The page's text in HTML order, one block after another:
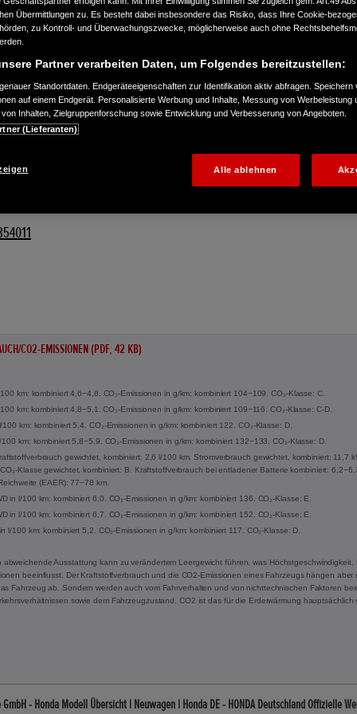
CO2-EMISSIONEN (PDF, 42 KB)
km: kombiniert 4,6−4,8. CO₂-Emissionen in g/km: kombiniert 104−109. CO₂-Klasse: C.
km: kombiniert 4,8−5,1. CO₂-Emissionen in g/km: kombiniert 109−116. CO₂-Klasse: C-D.
km: kombiniert 5,4. CO₂-Emissionen in g/km: kombiniert 122. CO₂-Klasse: D.
km: kombiniert 5,8−5,9. CO₂-Emissionen in g/km: kombiniert 132−133. CO₂-Klasse: D.
gewichtet, kombiniert: 2,6 l/100 km. Stromverbrauch gewichtet, kombiniert: 11,7
Klasse gewichtet, kombiniert: B. Kraftstoffverbrauch bei entladener Batterie kombiniert:
(EAER): 77−78 km.
in l/100 km: kombiniert 6,0. CO₂-Emissionen in g/km: kombiniert 136. CO₂-Klasse: E.
in l/100 km: kombiniert 6,7. CO₂-Emissionen in g/km: kombiniert 152. CO₂-Klasse: E.
l/100 km: kombiniert 5,2. CO₂-Emissionen in g/km: kombiniert 117. CO₂-Klasse: D.
Ausstattung kann zu verändertem Leergewicht führen, was Höchstgeschwindigkeit,
beeinflusst. Der Kraftstoffverbrauch und die CO2-Emissionen eines Fahrzeugs hängen
Fahrzeug ab. Sondern werden auch vom Fahrverhalten und von nichttechnischen Faktoren
sowie dem Fahrzeugzustand. CO2 ist das für die Erderwärmung hauptsächlich
- Honda Modell Übersicht | Neuwagen | Honda DE - HONDA Deutschland Offizielle
Übermittlungen zu. Es besteht dabei insbesondere das Risiko, dass Ihre Cookie-
zu Kontroll- und Überwachungszwecke, möglicherweise auch ohne
Partner verarbeiten Daten, um Folgendes bereitzustellen:
Standortdaten. Endgeräteeigenschaften zur Identifikation aktiv abfragen. Speichern
auf einem Endgerät. Personalisierte Werbung und Inhalte, Messung von Werbeleistung
Inhalten, Zielgruppenforschung sowie Entwicklung und Verbesserung von Angeboten.
(Lieferanten)
Alle ablehnen